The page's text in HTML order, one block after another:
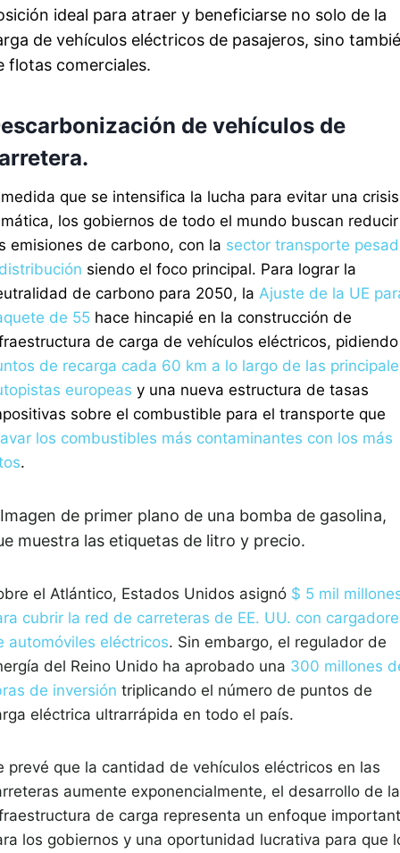
ideal para atraer y beneficiarse no solo de la
de vehículos eléctricos de pasajeros, sino
flotas comerciales.
de vehículos de
que se intensifica la lucha para evitar una crisis
los gobiernos de todo el mundo buscan reducir
emisiones de carbono, con la sector transporte
siendo el foco principal. Para lograr la
de carbono para 2050, la Ajuste de la UE
de 55 hace hincapié en la construcción de
de carga de vehículos eléctricos, pidiendo
de recarga cada 60 km a lo largo de las
europeas y una nueva estructura de tasas
sobre el combustible para el transporte que
los combustibles más contaminantes con los más
.
el Atlántico, Estados Unidos asignó $ 5 mil
cubrir la red de carreteras de EE. UU. con
automóviles eléctricos. Sin embargo, el regulador de
del Reino Unido ha aprobado una 300 millones
de inversión triplicando el número de puntos de
eléctrica ultrarrápida en todo el país.
prevé que la cantidad de vehículos eléctricos en las
aumente exponencialmente, el desarrollo de la
de carga representa un enfoque
los gobiernos y una oportunidad lucrativa para que